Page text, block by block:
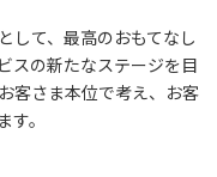
して、最高のおもてなし
スの新たなステージを目
客さま本位で考え、お客
。